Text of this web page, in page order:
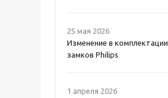
25 мая 2026
Изменение в комплектации
замков Philips
1 апреля 2026